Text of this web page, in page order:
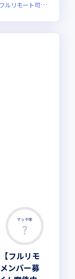
フルリモート可
マッチ率
フルリモ
ンバー募